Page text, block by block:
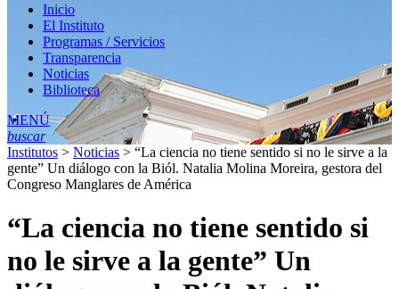
Inicio
El Instituto
Programas / Servicios
Transparencia
Noticias
Biblioteca
MENÚ
buscar
Institutos > Noticias > “La ciencia no tiene sentido si no le sirve a la
gente” Un diálogo con la Biól. Natalia Molina Moreira, gestora del
Congreso Manglares de América
“La ciencia no tiene sentido si
no le sirve a la gente” Un